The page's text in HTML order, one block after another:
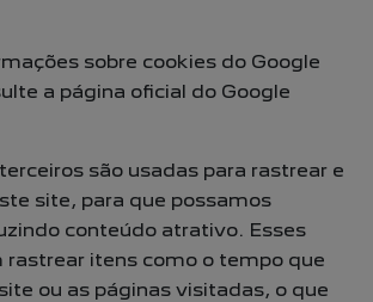
sobre cookies do Google
a página oficial do Google
são usadas para rastrear e
site, para que possamos
conteúdo atrativo. Esses
rastrear itens como o tempo que
ou as páginas visitadas, o que